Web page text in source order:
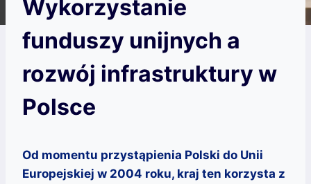
Wykorzystanie
funduszy unijnych a
rozwój infrastruktury w
Polsce
Od momentu przystąpienia Polski do Unii
Europejskiej w 2004 roku, kraj ten korzysta z